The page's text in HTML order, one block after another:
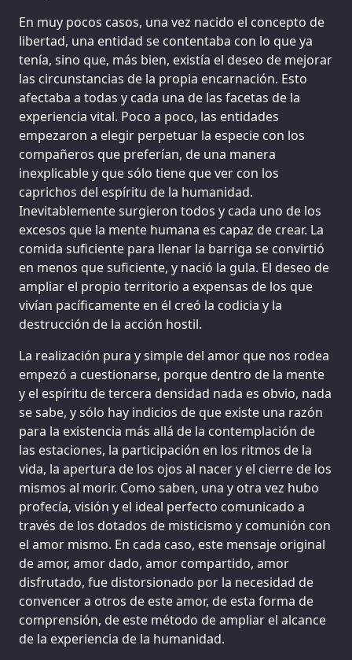
En muy pocos casos, una vez nacido el concepto de
libertad, una entidad se contentaba con lo que ya
tenía, sino que, más bien, existía el deseo de mejorar
las circunstancias de la propia encarnación. Esto
afectaba a todas y cada una de las facetas de la
experiencia vital. Poco a poco, las entidades
empezaron a elegir perpetuar la especie con los
compañeros que preferían, de una manera
inexplicable y que sólo tiene que ver con los
caprichos del espíritu de la humanidad.
Inevitablemente surgieron todos y cada uno de los
excesos que la mente humana es capaz de crear. La
comida suficiente para llenar la barriga se convirtió
en menos que suficiente, y nació la gula. El deseo de
ampliar el propio territorio a expensas de los que
vivían pacíficamente en él creó la codicia y la
destrucción de la acción hostil.
La realización pura y simple del amor que nos rodea
empezó a cuestionarse, porque dentro de la mente
y el espíritu de tercera densidad nada es obvio, nada
se sabe, y sólo hay indicios de que existe una razón
para la existencia más allá de la contemplación de
las estaciones, la participación en los ritmos de la
vida, la apertura de los ojos al nacer y el cierre de los
mismos al morir. Como saben, una y otra vez hubo
profecía, visión y el ideal perfecto comunicado a
través de los dotados de misticismo y comunión con
el amor mismo. En cada caso, este mensaje original
de amor, amor dado, amor compartido, amor
disfrutado, fue distorsionado por la necesidad de
convencer a otros de este amor, de esta forma de
comprensión, de este método de ampliar el alcance
de la experiencia de la humanidad.